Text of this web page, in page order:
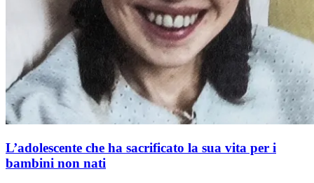
L’adolescente che ha sacrificato la sua vita per i
bambini non nati